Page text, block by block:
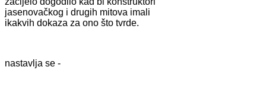
jasenovačkog i drugih mitova imali
ikakvih dokaza za ono što tvrde.
nastavlja se -